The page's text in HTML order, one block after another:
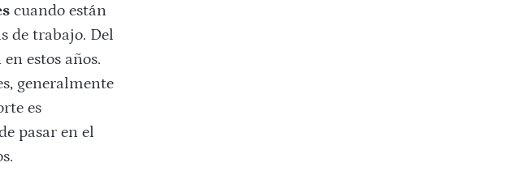
cuando están
de trabajo. Del
estos años.
generalmente
es
pasar en el